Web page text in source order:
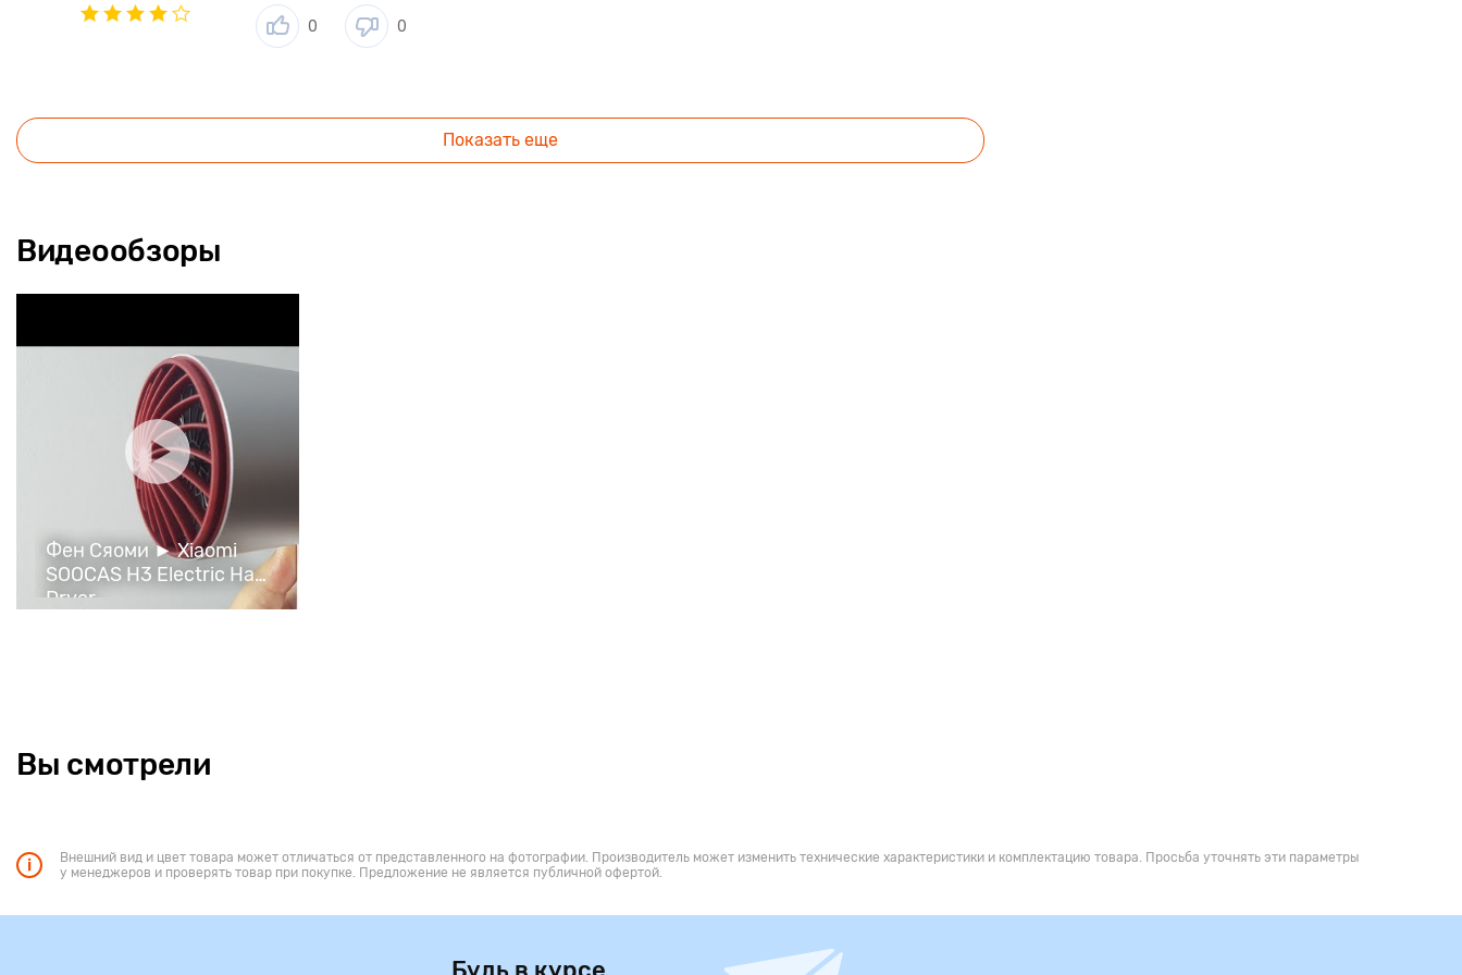
исключает случаи сечения кончиков.
Лучшая забота о здоровье собственных локонов.
Прибор предоставляет в распоряжение пользователя три автоматических температурных
режимов, которые оптимальны и абсолютно безопасны для локонов. Теперь для разных задач
можно использовать именно те параметры, которые нужны.
Контроль и безопасность
Чтобы защитить шевелюру от повреждающего воздействия чрезмерно перегретого воздуха,
девайс использует высокоточную систему температурного контроля. Она улавливает любые,
даже самые незначительные, отклонения от установленных параметров, защищая волосы от
пересушивания.
0 0
Показать еще
Видеообзоры
Фен Сяоми ► Xiaomi
SOOCAS H3 Electric Hair
Dryer
Вы смотрели
Внешний вид и цвет товара может отличаться от представленного на фотографии. Производитель может изменить технические характеристики и комплектацию товара. Просьба уточнять эти параметры
у менеджеров и проверять товар при покупке. Предложение не является публичной офертой.